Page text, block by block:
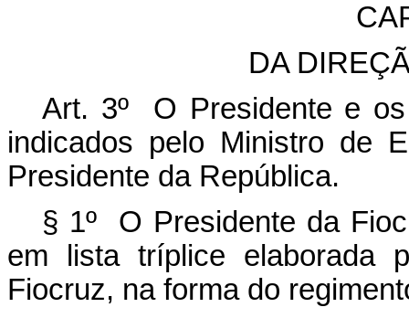
DA
Art. 3º O Presidente e
indicados pelo Ministro de
Presidente da República.
§ 1º O Presidente da
em lista tríplice elaborada
Fiocruz, na forma do